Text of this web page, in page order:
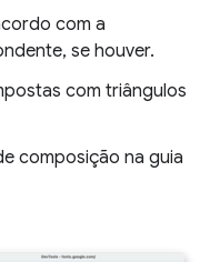
com a
se houver.
com triângulos
composição na guia